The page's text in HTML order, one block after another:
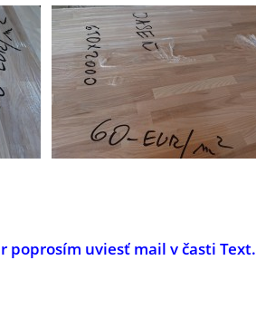
poprosím uviesť mail v časti Text.